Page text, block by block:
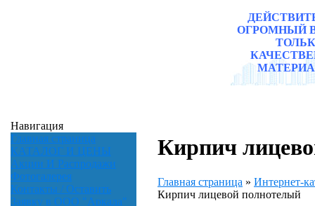
ОГРОМНЫЙ
Навигация
Главная страница
КАТАЛОГ И ЦЕНЫ
Акции И Распродажи
Фотогалерея
Контакты / Оставить
Заявку в ООО "Аркада"
Кирпич
Главная страница » Интернет-
Кирпич лицевой полнотелый